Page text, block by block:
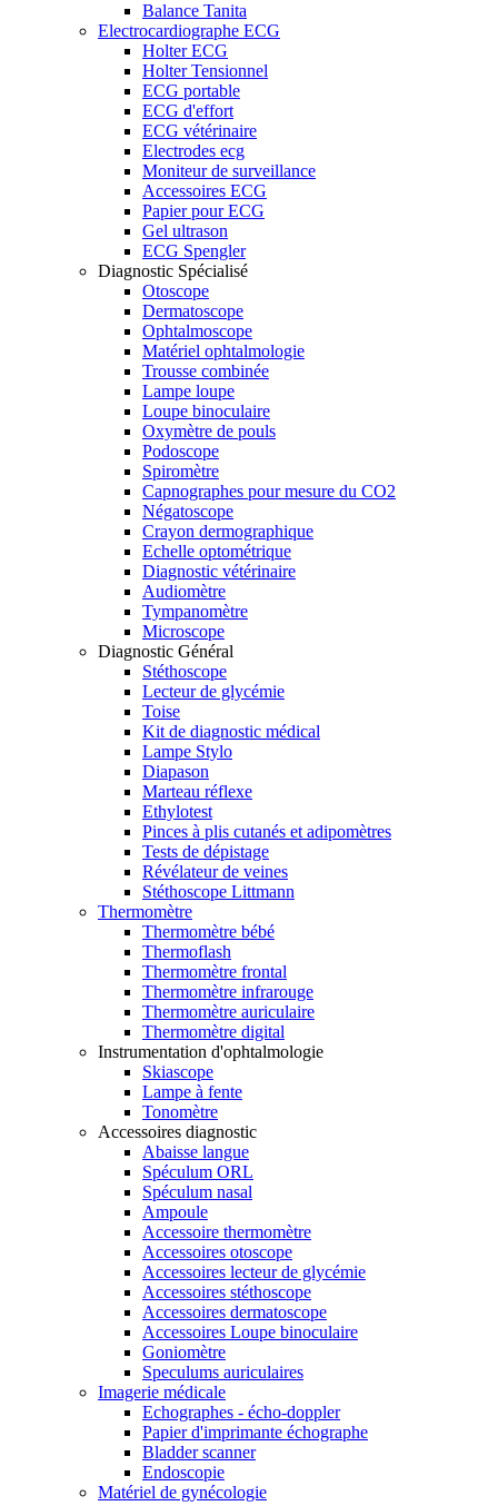
Balance Tanita
Electrocardiographe ECG
Holter ECG
Holter Tensionnel
ECG portable
ECG d'effort
ECG vétérinaire
Electrodes ecg
Moniteur de surveillance
Accessoires ECG
Papier pour ECG
Gel ultrason
ECG Spengler
Diagnostic Spécialisé
Otoscope
Dermatoscope
Ophtalmoscope
Matériel ophtalmologie
Trousse combinée
Lampe loupe
Loupe binoculaire
Oxymètre de pouls
Podoscope
Spiromètre
Capnographes pour mesure du CO2
Négatoscope
Crayon dermographique
Echelle optométrique
Diagnostic vétérinaire
Audiomètre
Tympanomètre
Microscope
Diagnostic Général
Stéthoscope
Lecteur de glycémie
Toise
Kit de diagnostic médical
Lampe Stylo
Diapason
Marteau réflexe
Ethylotest
Pinces à plis cutanés et adipomètres
Tests de dépistage
Révélateur de veines
Stéthoscope Littmann
Thermomètre
Thermomètre bébé
Thermoflash
Thermomètre frontal
Thermomètre infrarouge
Thermomètre auriculaire
Thermomètre digital
Instrumentation d'ophtalmologie
Skiascope
Lampe à fente
Tonomètre
Accessoires diagnostic
Abaisse langue
Spéculum ORL
Spéculum nasal
Ampoule
Accessoire thermomètre
Accessoires otoscope
Accessoires lecteur de glycémie
Accessoires stéthoscope
Accessoires dermatoscope
Accessoires Loupe binoculaire
Goniomètre
Speculums auriculaires
Imagerie médicale
Echographes - écho-doppler
Papier d'imprimante échographe
Bladder scanner
Endoscopie
Matériel de gynécologie